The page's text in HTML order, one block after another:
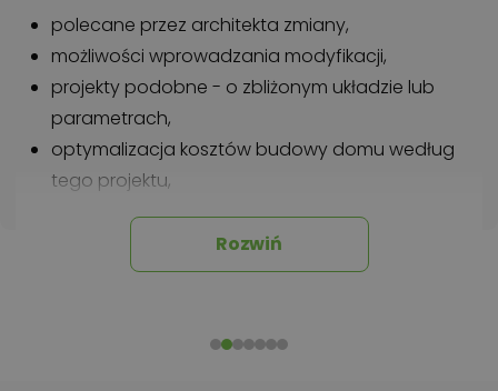
polecane przez architekta zmiany,
możliwości wprowadzania modyfikacji,
projekty podobne - o zbliżonym układzie lub
parametrach,
optymalizacja kosztów budowy domu według
tego projektu,
informacje szczegółowe - np. wymiary
pomieszczeń, instalacje, materiały?
Rozwiń